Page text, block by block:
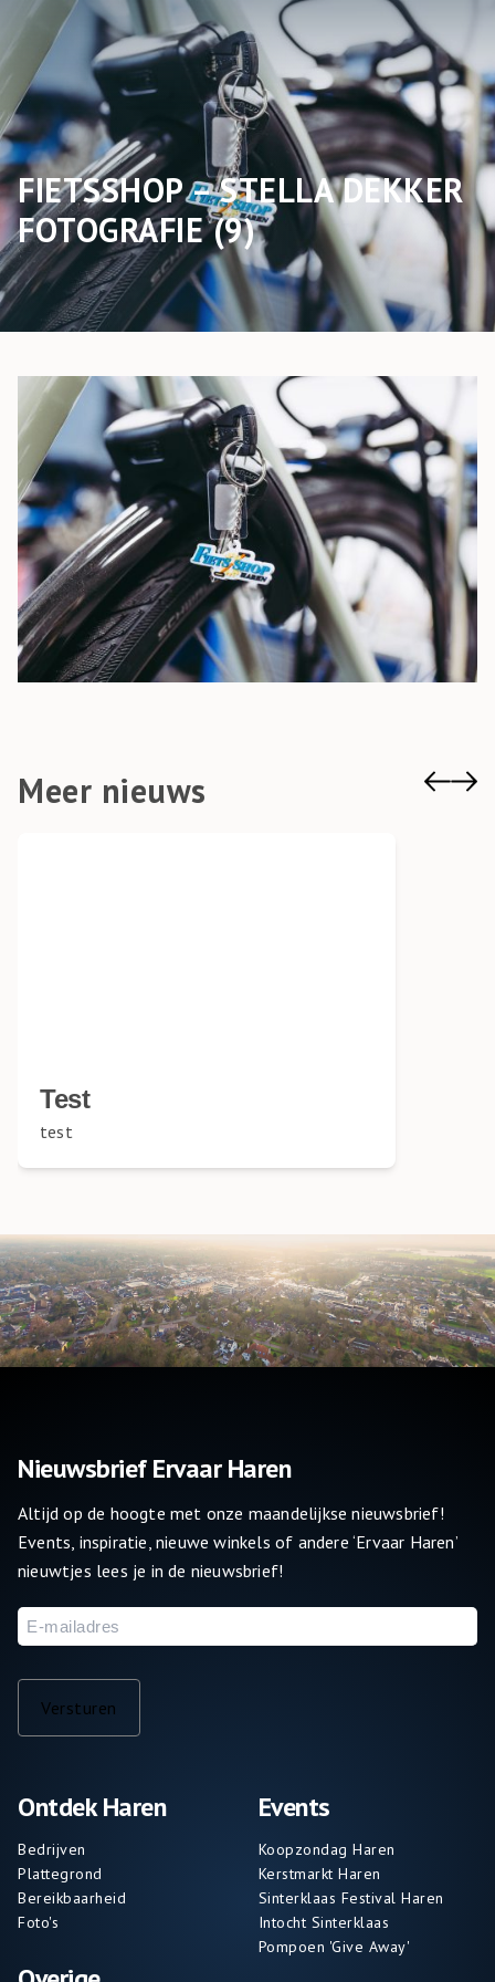
FIETSSHOP – STELLA DEKKER
FOTOGRAFIE (9)
Meer nieuws
Test
test
Ontdek Haren
Bedrijven
Plattegrond
Bereikbaarheid
Foto's
Events
Koopzondag Haren
Kerstmarkt Haren
Sinterklaas Festival Haren
Intocht Sinterklaas
Pompoen 'Give Away'
Nieuwsbrief Ervaar Haren
Altijd op de hoogte met onze maandelijkse nieuwsbrief!
Events, inspiratie, nieuwe winkels of andere ‘Ervaar Haren’
nieuwtjes lees je in de nieuwsbrief!
E-
mailadres
Versturen